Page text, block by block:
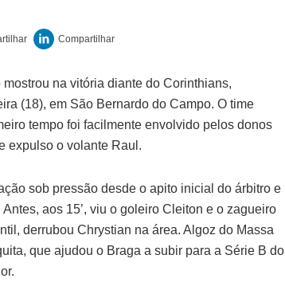
na vitória diante do Corinthians,
(18), em São Bernardo do Campo. O time
tempo foi facilmente envolvido pelos donos
expulso o volante Raul.
sob pressão desde o apito inicial do árbitro e
aos 15’, viu o goleiro Cleiton e o zagueiro
derrubou Chrystian na área. Algoz do Massa
que ajudou o Braga a subir para a Série B do